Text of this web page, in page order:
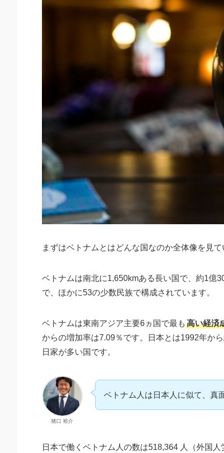
まずはベトナムとはどんな国なのか全体像を見て
ベトナムは南北に1,650kmある長い国で、約1億
で、ほかに53の少数民族で構成されています。
ベトナムは東南アジア主要6ヵ国で最も 高い経済
からの増加率は7.09％です。日本とは1992年か
日家が多い国です。
猪口 裕介
ベトナム人は日本人に似て、真
日本で働くベトナム人の数は518,364 人（外国